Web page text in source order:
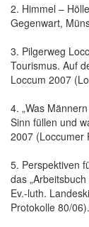
2. Himmel –
Gegenwart,
3. Pilgerweg
Tourismus. Auf
Loccum 2007
4. „Was
Sinn füllen und
2007 (Loccumer
5. Perspektiven
das
Ev.-luth.
Protokolle 80/06).